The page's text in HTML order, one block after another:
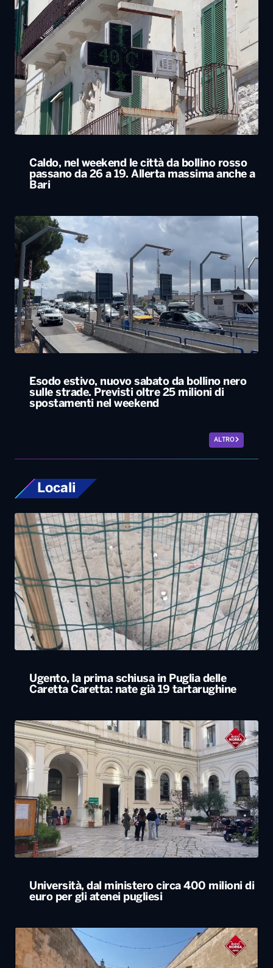
Caldo, nel weekend le città da bollino rosso
passano da 26 a 19. Allerta massima anche a
Bari
Esodo estivo, nuovo sabato da bollino nero
sulle strade. Previsti oltre 25 milioni di
spostamenti nel weekend
ALTRO
Locali
Ugento, la prima schiusa in Puglia delle
Caretta Caretta: nate già 19 tartarughine
Università, dal ministero circa 400 milioni di
euro per gli atenei pugliesi